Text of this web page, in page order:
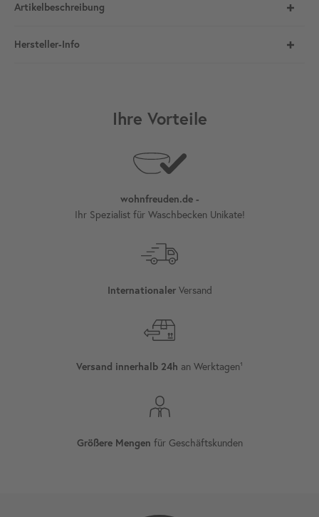
Artikelbeschreibung
Hersteller-Info
Ihre Vorteile
wohnfreuden.de -
Ihr Spezialist für Waschbecken Unikate!
InternationalerVersand
Versand innerhalb 24h an Werktagen¹
Größere Mengen für Geschäftskunden